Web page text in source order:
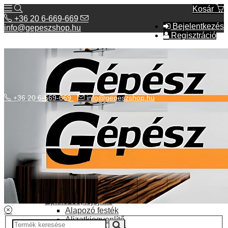
Kosár
Bejelentkezés
Regisztráció
+36 20 6-669-669
info@gepeszshop.hu
Kategóriák menü
Bolhapiac
Elektromos fűtés
Építkezés, fejújítás
Alapozó festék
Aljzatkiegyenlítő
+36 20 6-669-669 info@gepeszshop.hu